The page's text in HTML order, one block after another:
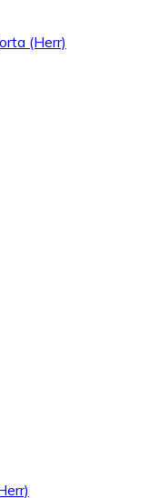
(Herr)